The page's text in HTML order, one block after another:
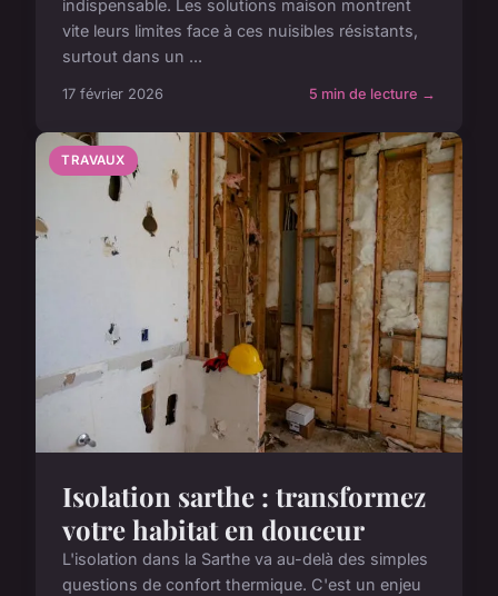
indispensable. Les solutions maison montrent
vite leurs limites face à ces nuisibles résistants,
surtout dans un ...
17 février 2026 5 min de lecture →
TRAVAUX
Isolation sarthe : transformez
votre habitat en douceur
L'isolation dans la Sarthe va au-delà des simples
questions de confort thermique. C'est un enjeu